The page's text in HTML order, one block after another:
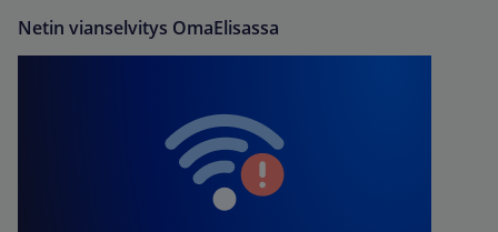
Netin vianselvitys OmaElisassa